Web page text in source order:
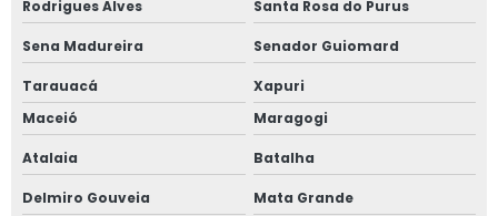
Rodrigues Alves Santa Rosa do Purus
Sena Madureira Senador Guiomard
Tarauacá
Xapuri
Maceió
Maragogi
Atalaia Batalha
Delmiro Gouveia Mata Grande